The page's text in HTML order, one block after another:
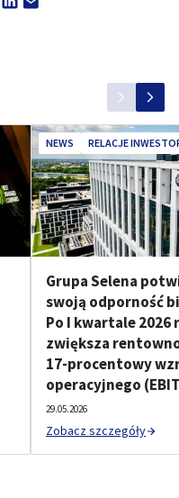
NEWS RELACJE
Grupa Selena
swoją odporność
Po I kwartale
zwiększa
17-procentowy
operacyjnego
29.05.2026
Zobacz szczegóły